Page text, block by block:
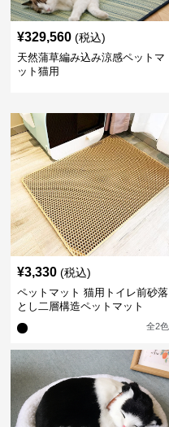
¥329,560 (税込)
天然蒲草編み込み涼感ペットマ
ット猫用
¥3,330 (税込)
ペットマット 猫用トイレ前砂落
とし二層構造ペットマット
全2色